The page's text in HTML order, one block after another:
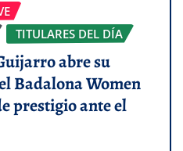
TITULARES DEL DÍA
abre su
Badalona Women
prestigio ante el